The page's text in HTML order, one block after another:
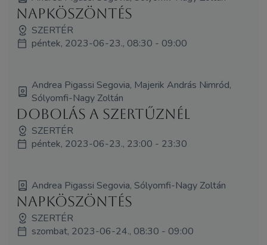
Napköszöntés
SZERTÉR
péntek, 2023-06-23., 08:30 - 09:00
Andrea Pigassi Segovia, Majerik András Nimród,
Sólyomfi-Nagy Zoltán
Dobolás a Szertűznél
SZERTÉR
péntek, 2023-06-23., 23:00 - 23:30
Andrea Pigassi Segovia, Sólyomfi-Nagy Zoltán
Napköszöntés
SZERTÉR
szombat, 2023-06-24., 08:30 - 09:00